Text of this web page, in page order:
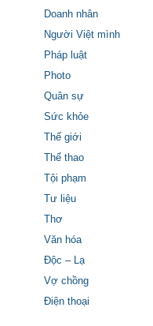
Doanh nhân
Người Việt mình
Pháp luật
Photo
Quân sự
Sức khỏe
Thế giới
Thể thao
Tội phạm
Tư liệu
Thơ
Văn hóa
Độc – Lạ
Vợ chồng
Điện thoại